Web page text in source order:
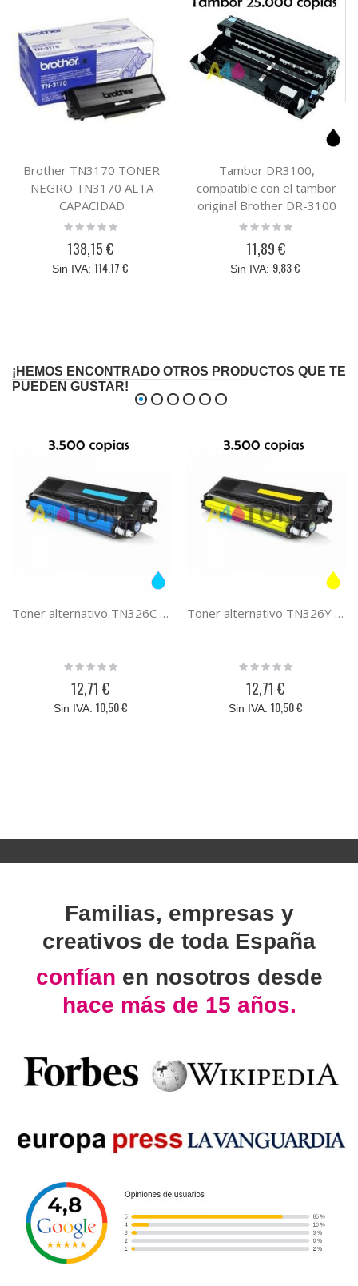
Brother TN3170 TONER
NEGRO TN3170 ALTA
CAPACIDAD
Rating:
138,15 €
114,17 €
Tambor DR3100,
compatible con el tambor
original Brother DR-3100
Rating:
11,89 €
9,83 €
¡HEMOS ENCONTRADO OTROS PRODUCTOS QUE TE
PUEDEN GUSTAR!
Toner alternativo TN326C cyan, sustituye al toner original Brother TN-326C
Rating:
12,71 €
10,50 €
Toner alternativo TN326Y amarillo, sustituye al toner original Brother TN-326Y
Rating:
12,71 €
10,50 €
Familias, empresas y
creativos de toda España
confían en nosotros desde
hace más de 15 años.